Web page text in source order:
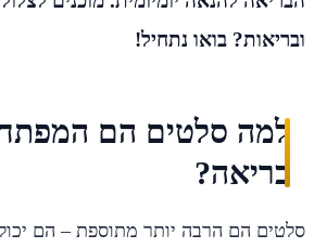
ובריאות? בואו נתחיל!
למה סלטים הם המפתח
בריאה?
סלטים הם הרבה יותר מתוספת – הם